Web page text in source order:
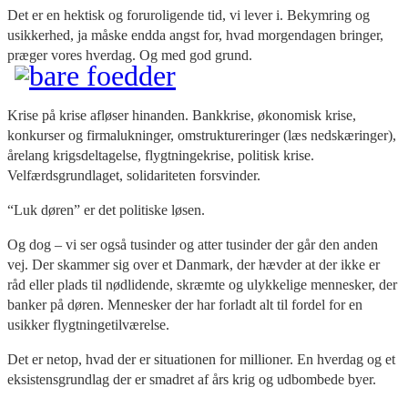
Det er en hektisk og foruroligende tid, vi lever i. Bekymring og
usikkerhed, ja måske endda angst for, hvad morgendagen bringer,
præger vores hverdag. Og med god grund.
Krise på krise afløser hinanden. Bankkrise, økonomisk krise,
konkurser og firmalukninger, omstruktureringer (læs nedskæringer),
årelang krigsdeltagelse, flygtningekrise, politisk krise.
Velfærdsgrundlaget, solidariteten forsvinder.
“Luk døren” er det politiske løsen.
Og dog – vi ser også tusinder og atter tusinder der går den anden
vej. Der skammer sig over et Danmark, der hævder at der ikke er
råd eller plads til nødlidende, skræmte og ulykkelige mennesker, der
banker på døren. Mennesker der har forladt alt til fordel for en
usikker flygtningetilværelse.
Det er netop, hvad der er situationen for millioner. En hverdag og et
eksistensgrundlag der er smadret af års krig og udbombede byer.